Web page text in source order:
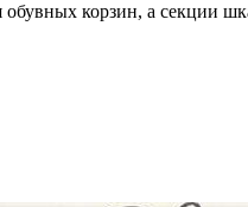
корзин, а секции